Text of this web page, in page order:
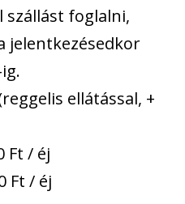
foglalni,
jelentkezésedkor
ellátással, +
Ft / éj
Ft / éj